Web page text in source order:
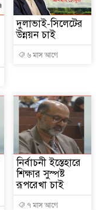
দুলাভাই-সিলেটের
উন্নয়ন চাই
৬ মাস আগে
নির্বাচনী ইস্তেহারে
শিক্ষার সুস্পষ্ট
রূপরেখা চাই
৭ মাস আগে